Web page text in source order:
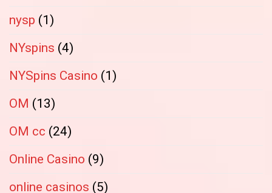
nysp (1)
NYspins (4)
NYSpins Casino (1)
OM (13)
OM cc (24)
Online Casino (9)
online casinos (5)